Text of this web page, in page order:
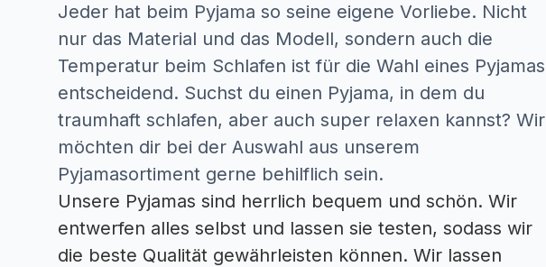
Jeder hat beim Pyjama so seine eigene Vorliebe. Nicht
nur das Material und das Modell, sondern auch die
Temperatur beim Schlafen ist für die Wahl eines Pyjamas
entscheidend. Suchst du einen Pyjama, in dem du
traumhaft schlafen, aber auch super relaxen kannst? Wir
möchten dir bei der Auswahl aus unserem
Pyjamasortiment gerne behilflich sein.
Unsere Pyjamas sind herrlich bequem und schön. Wir
entwerfen alles selbst und lassen sie testen, sodass wir
die beste Qualität gewährleisten können. Wir lassen